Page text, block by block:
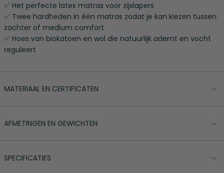
✅ Het perfecte latex matras voor zijslapers
✅ Twee hardheden in één matras zodat je kan kiezen tussen
zachter of medium comfort
✅ Hoes van biokatoen en wol die natuurlijk ademt en vocht
reguleert
MATERIAAL EN CERTIFICATEN
AFMETINGEN EN GEWICHTEN
SPECIFICATIES